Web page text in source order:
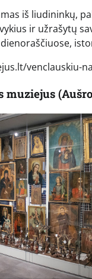
iš liudininkų,
ir užrašytų
venclauskiu-